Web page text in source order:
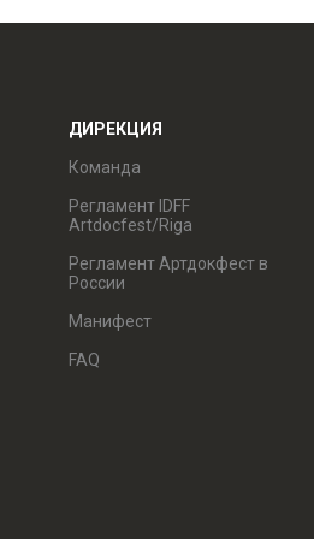
ДИРЕКЦИЯ
Команда
Регламент IDFF
Artdocfest/Riga
Регламент Артдокфест в
России
Манифест
FAQ